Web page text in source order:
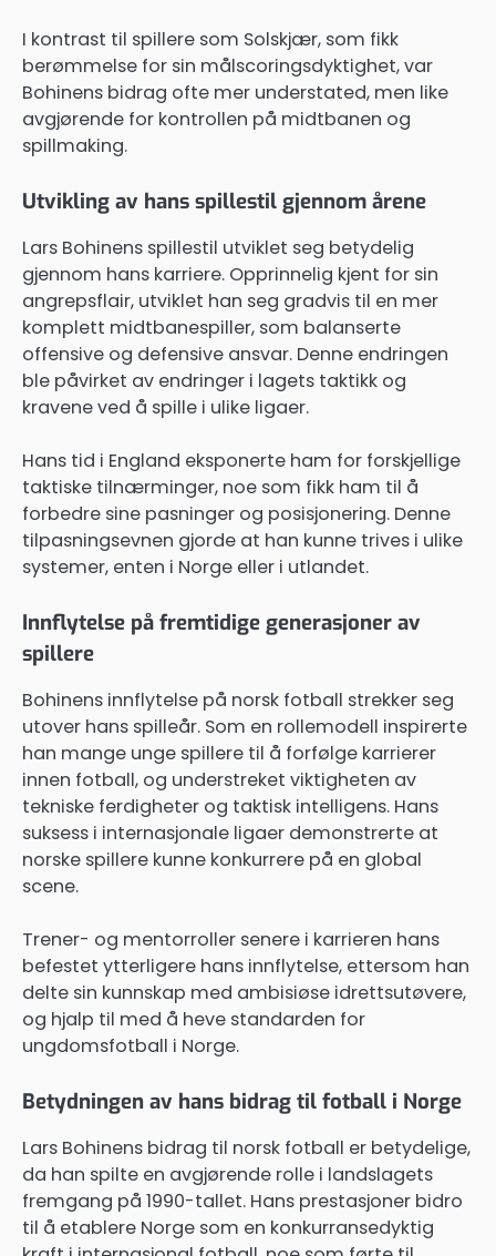
I kontrast til spillere som Solskjær, som fikk
berømmelse for sin målscoringsdyktighet, var
Bohinens bidrag ofte mer understated, men like
avgjørende for kontrollen på midtbanen og
spillmaking.
Utvikling av hans spillestil gjennom årene
Lars Bohinens spillestil utviklet seg betydelig
gjennom hans karriere. Opprinnelig kjent for sin
angrepsflair, utviklet han seg gradvis til en mer
komplett midtbanespiller, som balanserte
offensive og defensive ansvar. Denne endringen
ble påvirket av endringer i lagets taktikk og
kravene ved å spille i ulike ligaer.
Hans tid i England eksponerte ham for forskjellige
taktiske tilnærminger, noe som fikk ham til å
forbedre sine pasninger og posisjonering. Denne
tilpasningsevnen gjorde at han kunne trives i ulike
systemer, enten i Norge eller i utlandet.
Innflytelse på fremtidige generasjoner av
spillere
Bohinens innflytelse på norsk fotball strekker seg
utover hans spilleår. Som en rollemodell inspirerte
han mange unge spillere til å forfølge karrierer
innen fotball, og understreket viktigheten av
tekniske ferdigheter og taktisk intelligens. Hans
suksess i internasjonale ligaer demonstrerte at
norske spillere kunne konkurrere på en global
scene.
Trener- og mentorroller senere i karrieren hans
befestet ytterligere hans innflytelse, ettersom han
delte sin kunnskap med ambisiøse idrettsutøvere,
og hjalp til med å heve standarden for
ungdomsfotball i Norge.
Betydningen av hans bidrag til fotball i Norge
Lars Bohinens bidrag til norsk fotball er betydelige,
da han spilte en avgjørende rolle i landslagets
fremgang på 1990-tallet. Hans prestasjoner bidro
til å etablere Norge som en konkurransedyktig